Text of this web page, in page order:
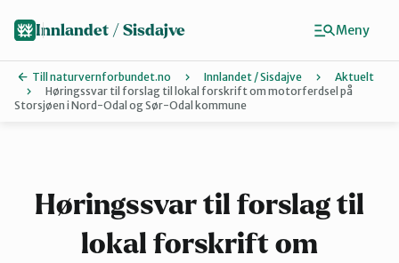
Gausdal
Innlandet / Sisdajve
Till naturvernforbundet.no Innlandet / Sisdajve
Aktuelt
Høringssvar til forslag til lokal forskrift om motorferdsel på
Storsjøen i Nord-Odal og Sør-Odal kommune
Høringssvar til forslag til
lokal forskrift om